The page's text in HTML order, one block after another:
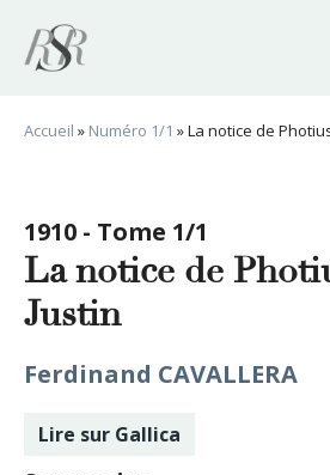
contenu
Accueil » Numéro 1/1 »La notice de
1910 - Tome 1/1
La notice de
Justin
Ferdinand CAVALLERA
Lire sur Gallica